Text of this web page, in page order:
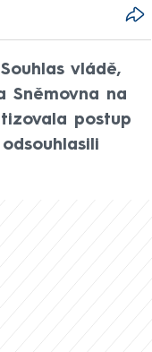
vládě,
Sněmovna na
postup